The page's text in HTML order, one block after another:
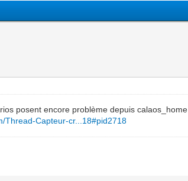
posent encore problème depuis
Thread-Capteur-cr...18#pid2718